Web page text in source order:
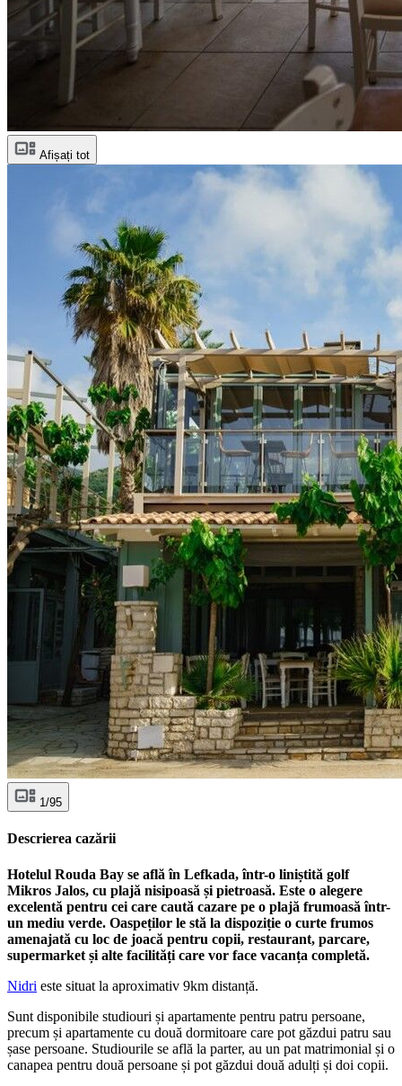
Afișați tot
1/95
Descrierea cazării
Hotelul Rouda Bay se află în Lefkada, într-o liniștită golf
Mikros Jalos, cu plajă nisipoasă și pietroasă. Este o alegere
excelentă pentru cei care caută cazare pe o plajă frumoasă într-
un mediu verde. Oaspeților le stă la dispoziție o curte frumos
amenajată cu loc de joacă pentru copii, restaurant, parcare,
supermarket și alte facilități care vor face vacanța completă.
Nidri este situat la aproximativ 9km distanță.
Sunt disponibile studiouri și apartamente pentru patru persoane,
precum și apartamente cu două dormitoare care pot găzdui patru sau
șase persoane. Studiourile se află la parter, au un pat matrimonial și o
canapea pentru două persoane și pot găzdui două adulți și doi copii.